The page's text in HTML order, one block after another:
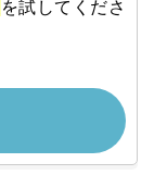
を試してくださ